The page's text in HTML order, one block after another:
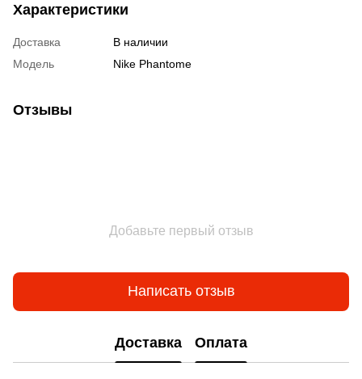
Характеристики
Доставка
В наличии
Модель
Nike Phantome
Отзывы
Добавьте первый отзыв
Написать отзыв
Доставка Оплата